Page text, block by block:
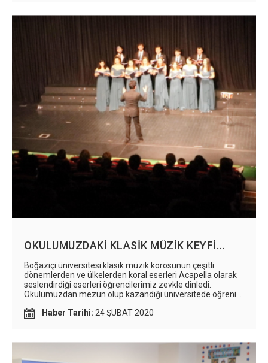
OKULUMUZDAKİ KLASİK MÜZİK KEYFİ...
Boğaziçi üniversitesi klasik müzik korosunun çeşitli
dönemlerden ve ülkelerden koral eserleri Acapella olarak
seslendirdiği eserleri öğrencilerimiz zevkle dinledi.
Okulumuzdan mezun olup kazandığı üniversitede öğrenim
öğrencilerimize rol model olan Pelin KÜÇÜKERDOĞAN ve
Haber Tarihi: 24 ŞUBAT 2020